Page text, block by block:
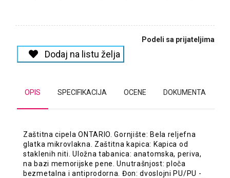
Podeli sa prijateljima
Dodaj na listu želja
OPIS SPECIFIKACIJA OCENE DOKUMENTA
Zaštitna cipela ONTARIO. Gornjište: Bela reljefna
glatka mikrovlakna. Zaštitna kapica: Kapica od
staklenih niti. Uložna tabanica: anatomska, periva,
na bazi memorijske pene. Unutrašnjost: ploča
bezmetalna i antiprodorna. Đon: dvoslojni PU/PU -